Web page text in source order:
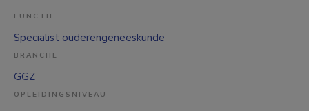
FUNCTIE
Specialist ouderengeneeskunde
BRANCHE
GGZ
OPLEIDINGSNIVEAU